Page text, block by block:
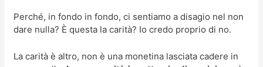
Perché, in fondo in fondo, ci sentiamo a disagio nel non
dare nulla? È questa la carità? Io credo proprio di no.
La carità è altro, non è una monetina lasciata cadere in